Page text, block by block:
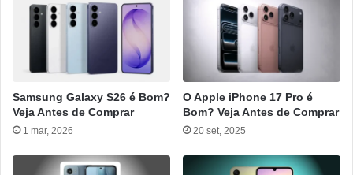
Samsung Galaxy S26 é Bom?
Veja Antes de Comprar
1 mar, 2026
O Apple iPhone 17 Pro é
Bom? Veja Antes de Comprar
20 set, 2025